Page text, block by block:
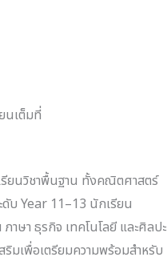
นเต็มที่
รียนวิชาพื้นฐาน ทั้งคณิตศาสตร์
บ Year 11–13 นักเรียน
าษา ธุรกิจ เทคโนโลยี และศิลปะ
มเพื่อเตรียมความพร้อมสำหรับ